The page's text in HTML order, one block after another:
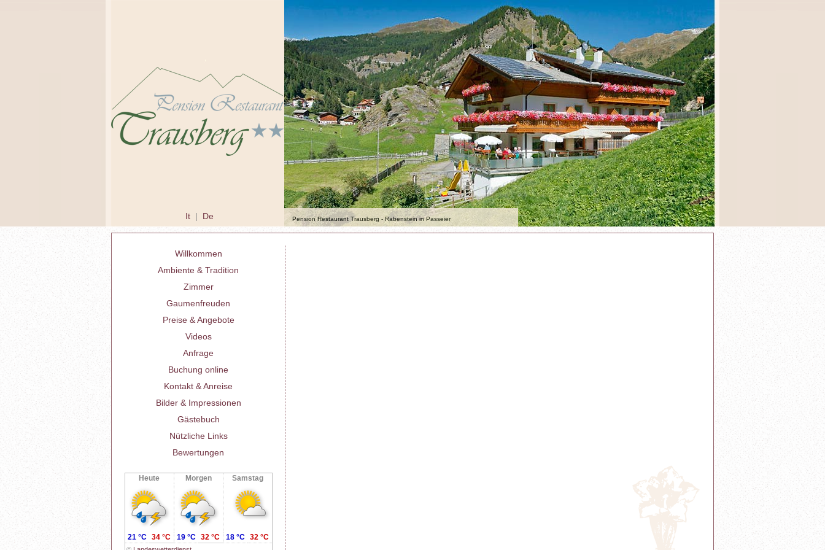
It De Pension Restaurant Trausberg - Rabenstein in Passeier
Willkommen
Ambiente & Tradition
Zimmer
Gaumenfreuden
Preise & Angebote
Videos
Anfrage
Buchung online
Kontakt & Anreise
Bilder & Impressionen
Gästebuch
Nützliche Links
Bewertungen
Heute Morgen Samstag
21 °C 34 °C 19 °C 32 °C 18 °C 32 °C